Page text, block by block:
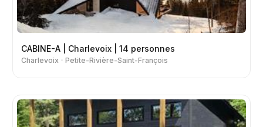
CABINE-A | Charlevoix | 14 personnes
Charlevoix Petite-Rivière-Saint-François